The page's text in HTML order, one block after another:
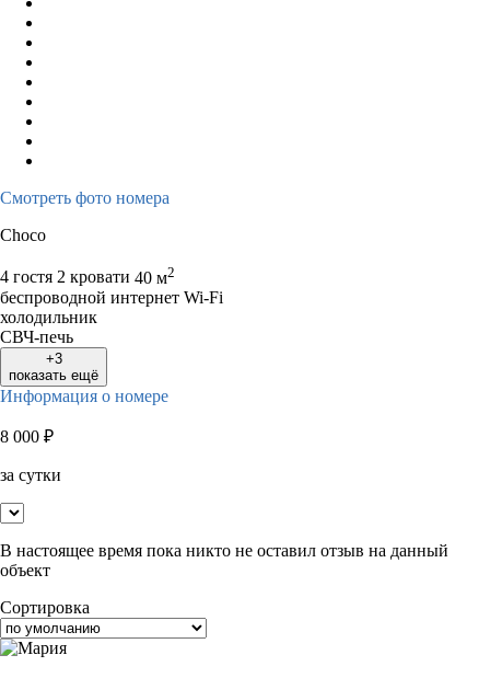
Смотреть фото номера
Choco
4 гостя 2 кровати 40 м2
беспроводной интернет Wi-Fi
холодильник
СВЧ-печь
+3
показать ещё
Информация о номере
8 000 ₽
за сутки
В настоящее время пока никто не оставил отзыв на данный
объект
Сортировка